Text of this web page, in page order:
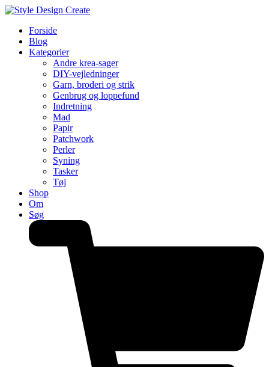
Forside
Blog
Kategorier
Andre krea-sager
DIY-vejledninger
Garn, broderi og strik
Genbrug og loppefund
Indretning
Mad
Papir
Patchwork
Perler
Syning
Tasker
Tøj
Shop
Om
Søg